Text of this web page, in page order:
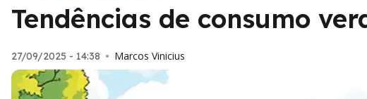
Tendências de consumo
27/09/2025 - 14:38 • Marcos Vinicius